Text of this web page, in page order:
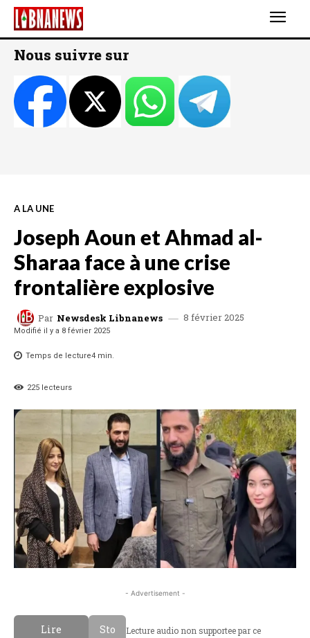
Nous suivre sur
A LA UNE
Joseph Aoun et Ahmad al-
Sharaa face à une crise
frontalière explosive
Par Newsdesk Libnanews 8 février 2025
Modifié il y a 8 février 2025
Temps de lecture4 min.
225 lecteurs
- Advertisement -
Lire
Sto
Lecture audio non supportee par ce